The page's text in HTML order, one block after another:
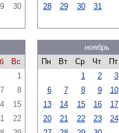
30
28
29 30 31
Вс
1
7
8
15
22
ноябрь
Пн
Вт Ср Чт Пт
1
2 3
6
7 8 9 10
13
14 15 16 17
20
21 22 23 24